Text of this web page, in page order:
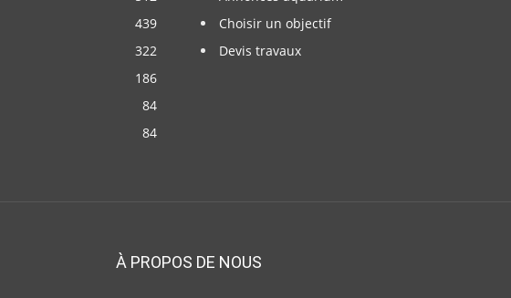
439
322
186
84
84
Choisir un objectif
Devis travaux
À PROPOS DE NOUS